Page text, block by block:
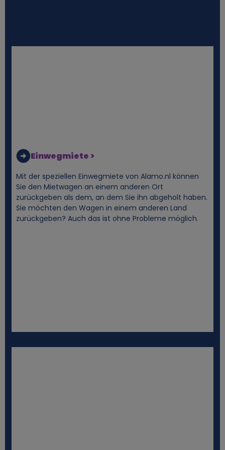
Einwegmiete >
Mit der speziellen Einwegmiete von Alamo.nl können
Sie den Mietwagen an einem anderen Ort
zurückgeben als dem, an dem Sie ihn abgeholt haben.
Sie möchten den Wagen in einem anderen Land
zurückgeben? Auch das ist ohne Probleme möglich.
s